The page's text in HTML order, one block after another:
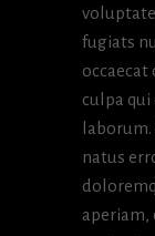
fugiats
culpa
natus
aperiam,